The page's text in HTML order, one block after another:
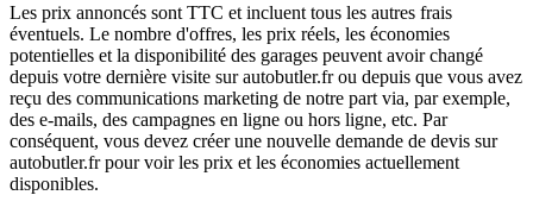
Les prix annoncés sont TTC et incluent tous les autres frais
éventuels. Le nombre d'offres, les prix réels, les économies
potentielles et la disponibilité des garages peuvent avoir changé
depuis votre dernière visite sur autobutler.fr ou depuis que vous avez
reçu des communications marketing de notre part via, par exemple,
des e-mails, des campagnes en ligne ou hors ligne, etc. Par
conséquent, vous devez créer une nouvelle demande de devis sur
autobutler.fr pour voir les prix et les économies actuellement
disponibles.